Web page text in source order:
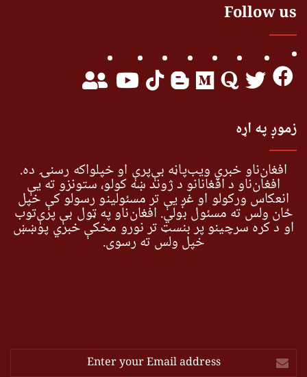
Follow us
زموږ په اړه
افغان‌ناو خبري ویب‌پاڼه بې‌پرې او خپلواکه رسنۍ ده.
افغان‌ناو د افغانانو د ژوند ښه کولو، ستونزو ته یې
انعکاس ورکولو او غږ یې تر مسئولینو رسولو کې خپل
ځان ولس ته مسئول بولي. افغان‌ناو په ټول بې پرې‌توب
او د کره سرچینو پر بنسټ تر نورو مخکې خبري پوښښ
خپل ولس ته رسوي.
Enter
your